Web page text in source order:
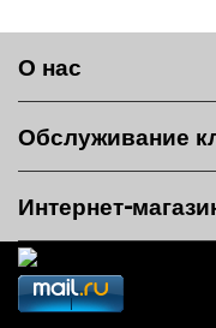
О нас
Обслуживание
Интернет-